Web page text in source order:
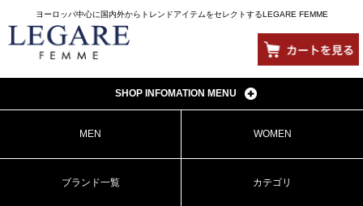
ヨーロッパ中心に国内外からトレンドアイテムをセレクトするLEGARE FEMME
SHOP INFOMATION MENU
MEN WOMEN
ブランド一覧 カテゴリ